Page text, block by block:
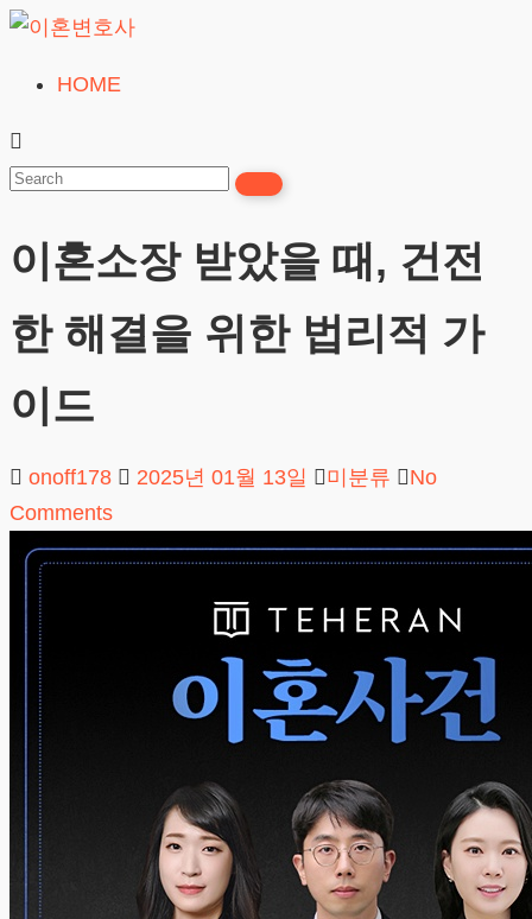
Skip
content
혼
변
사
HOME
이혼소장 받았을 때, 건전
한 해결을 위한 법리적 가
이드
onoff178 2025년 01월 13일 미분류
No
Comments